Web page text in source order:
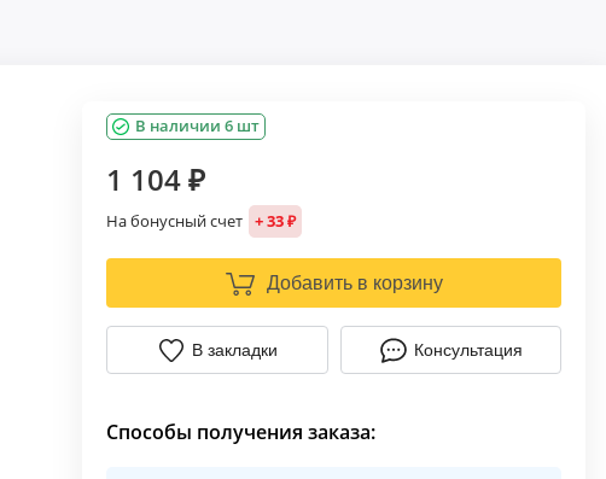
В наличии 6 шт
1 104 ₽
На бонусный счет + 33 ₽
Добавить в корзину
В закладки Консультация
Способы получения заказа: